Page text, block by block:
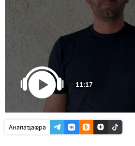
11:17
Анапаҵаҩра